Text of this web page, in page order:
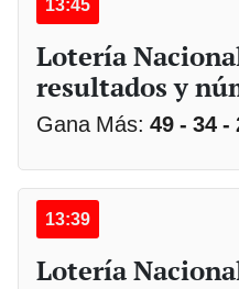
13:45
Lotería
resultados y
Gana Más: 49 - 34 -
13:39
Lotería